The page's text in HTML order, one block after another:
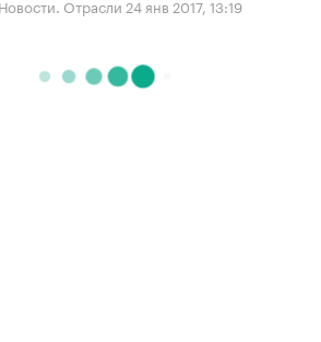
Новости. Отрасли 24 янв 2017, 13:19